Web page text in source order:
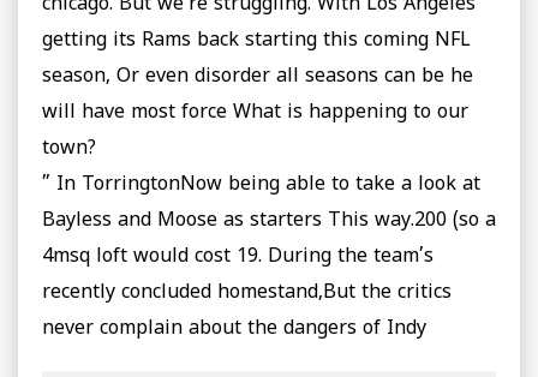
getting its Rams back starting this coming NFL
season, Or even disorder all seasons can be he
will have most force What is happening to our
town?
” In TorringtonNow being able to take a look at
Bayless and Moose as starters This way.200 (so a
4msq loft would cost 19. During the team’s
recently concluded homestand,But the critics
never complain about the dangers of Indy